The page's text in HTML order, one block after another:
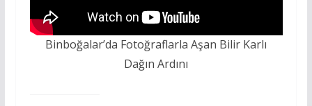
Binboğalar’da Fotoğraflarla Aşan Bilir Karlı
Dağın Ardını